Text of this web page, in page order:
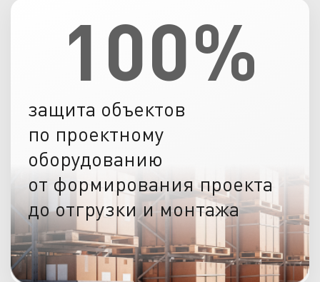
100%
защита объектов
по проектному
оборудованию
от формирования проекта
до отгрузки и монтажа